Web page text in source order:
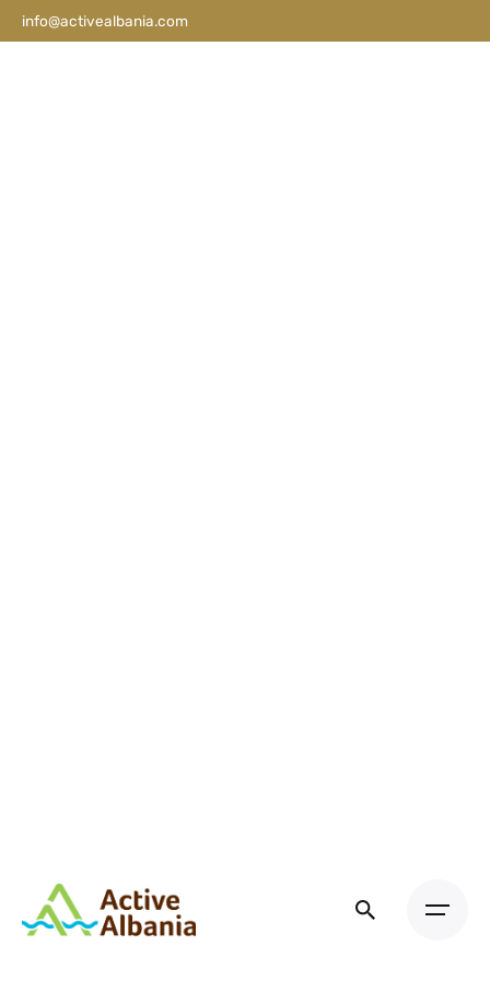
info@activealbania.com